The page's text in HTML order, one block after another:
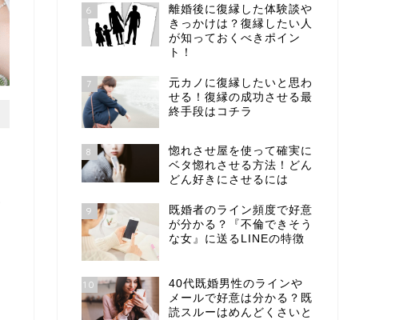
6
離婚後に復縁した体験談や
きっかけは？復縁したい人
が知っておくべきポイン
ト！
7
元カノに復縁したいと思わ
せる！復縁の成功させる最
終手段はコチラ
8
惚れさせ屋を使って確実に
ベタ惚れさせる方法！どん
どん好きにさせるには
9
既婚者のライン頻度で好意
が分かる？『不倫できそう
な女』に送るLINEの特徴
10
40代既婚男性のラインや
メールで好意は分かる？既
読スルーはめんどくさいと